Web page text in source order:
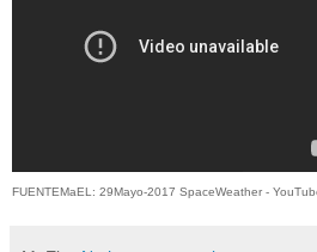
FUENTEMaEL: 29Mayo-2017 SpaceWeather -